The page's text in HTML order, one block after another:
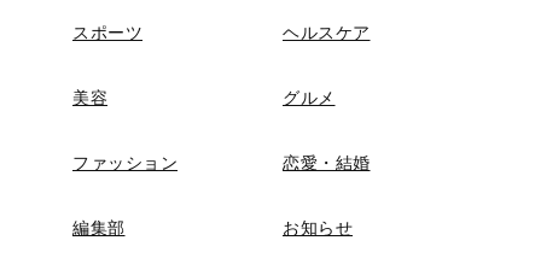
スポーツ ヘルスケア
美容 グルメ
ファッション 恋愛・結婚
編集部 お知らせ